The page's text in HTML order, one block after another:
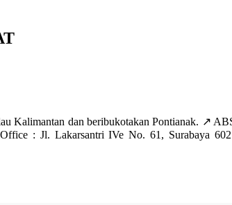
dan beribukotakan Pontianak. ↗️
: Jl. Lakarsantri IVe No. 61, Surabaya